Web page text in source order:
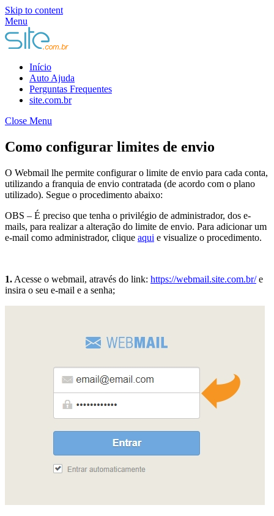
Skip to content
Menu
Início
Auto Ajuda
Perguntas Frequentes
site.com.br
Close Menu
Como configurar limites de envio
O Webmail lhe permite configurar o limite de envio para cada conta,
utilizando a franquia de envio contratada (de acordo com o plano
utilizado). Segue o procedimento abaixo:
OBS – É preciso que tenha o privilégio de administrador, dos e-
mails, para realizar a alteração do limite de envio. Para adicionar um
e-mail como administrador, clique aqui e visualize o procedimento.
1. Acesse o webmail, através do link: https://webmail.site.com.br/e
insira o seu e-mail e a senha;